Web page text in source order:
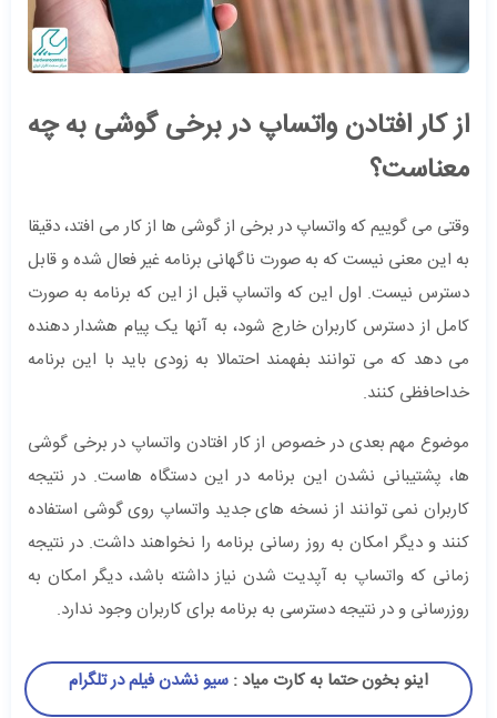
از کار افتادن واتساپ در برخی گوشی به چه
معناست؟
وقتی می گوییم که واتساپ در برخی از گوشی ها از کار می افتد، دقیقا
به این معنی نیست که به صورت ناگهانی برنامه غیر فعال شده و قابل
دسترس نیست. اول این که واتساپ قبل از این که برنامه به صورت
کامل از دسترس کاربران خارج شود، به آنها یک پیام هشدار دهنده
می دهد که می توانند بفهمند احتمالا به زودی باید با این برنامه
خداحافظی کنند.
موضوع مهم بعدی در خصوص از کار افتادن واتساپ در برخی گوشی
ها، پشتیبانی نشدن این برنامه در این دستگاه هاست. در نتیجه
کاربران نمی توانند از نسخه های جدید واتساپ روی گوشی استفاده
کنند و دیگر امکان به روز رسانی برنامه را نخواهند داشت. در نتیجه
زمانی که واتساپ به آپدیت شدن نیاز داشته باشد، دیگر امکان به
روزرسانی و در نتیجه دسترسی به برنامه برای کاربران وجود ندارد.
اینو بخون حتما به کارت میاد : سیو نشدن فیلم در تلگرام